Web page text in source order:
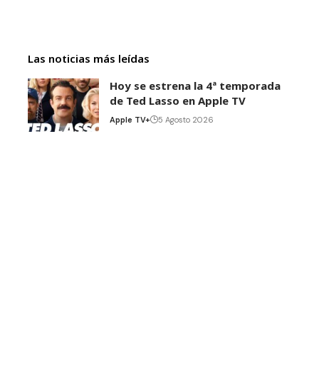
Las noticias más leídas
Hoy se estrena la 4ª temporada
de Ted Lasso en Apple TV
Apple TV+ 5 Agosto 2026